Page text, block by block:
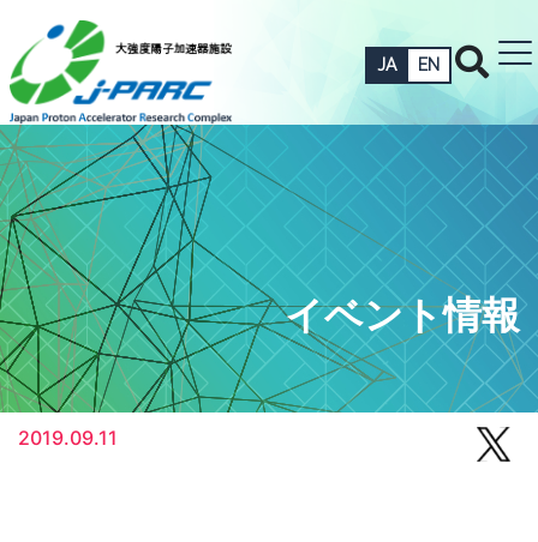
JA EN
イベント情報
2019.09.11